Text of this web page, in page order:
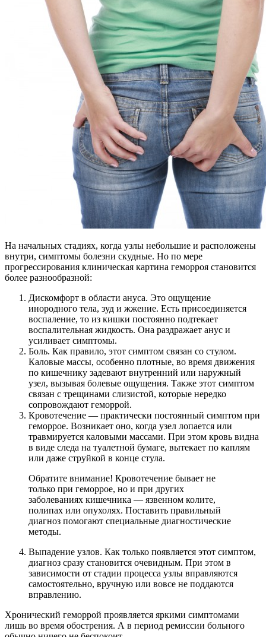
На начальных стадиях, когда узлы небольшие и расположены
внутри, симптомы болезни скудные. Но по мере
прогрессирования клиническая картина геморроя становится
более разнообразной:
Дискомфорт в области ануса. Это ощущение
инородного тела, зуд и жжение. Есть присоединяется
воспаление, то из кишки постоянно подтекает
воспалительная жидкость. Она раздражает анус и
усиливает симптомы.
Боль. Как правило, этот симптом связан со стулом.
Каловые массы, особенно плотные, во время движения
по кишечнику задевают внутренний или наружный
узел, вызывая болевые ощущения. Также этот симптом
связан с трещинами слизистой, которые нередко
сопровождают геморрой.
Кровотечение — практически постоянный симптом при
геморрое. Возникает оно, когда узел лопается или
травмируется каловыми массами. При этом кровь видна
в виде следа на туалетной бумаге, вытекает по каплям
или даже струйкой в конце стула.
Обратите внимание! Кровотечение бывает не
только при геморрое, но и при других
заболеваниях кишечника — язвенном колите,
полипах или опухолях. Поставить правильный
диагноз помогают специальные диагностические
методы.
Выпадение узлов. Как только появляется этот симптом,
диагноз сразу становится очевидным. При этом в
зависимости от стадии процесса узлы вправляются
самостоятельно, вручную или вовсе не поддаются
вправлению.
Хронический геморрой проявляется яркими симптомами
лишь во время обострения. А в период ремиссии больного